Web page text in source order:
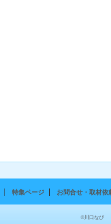
特集ページ お問合せ・取材依
©川口なび